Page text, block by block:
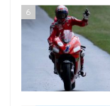
6